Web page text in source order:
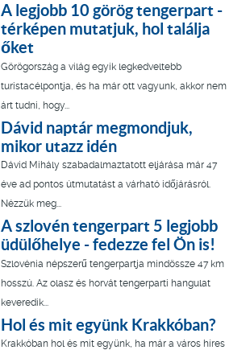
A legjobb 10 görög tengerpart -
térképen mutatjuk, hol találja
őket
Görögország a világ egyik legkedveltebb
turistacélpontja, és ha már ott vagyunk, akkor nem
árt tudni, hogy...
Dávid naptár megmondjuk,
mikor utazz idén
Dávid Mihály szabadalmaztatott eljárása már 47
éve ad pontos útmutatást a várható időjárásról.
Nézzük meg...
A szlovén tengerpart 5 legjobb
üdülőhelye - fedezze fel Ön is!
Szlovénia népszerű tengerpartja mindössze 47 km
hosszú. Az olasz és horvát tengerparti hangulat
keveredik...
Hol és mit együnk Krakkóban?
Krakkóban hol és mit együnk, ha már a város híres